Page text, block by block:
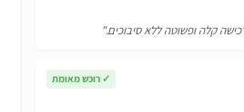
קלה ופשוטה ללא סיבוכים."
✓ רוכש מאומת